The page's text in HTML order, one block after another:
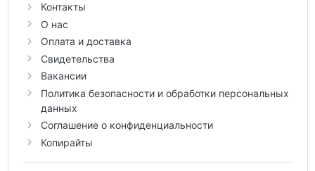
Контакты
О нас
Оплата и доставка
Свидетельства
Вакансии
Политика безопасности и обработки персональных
данных
Соглашение о конфиденциальности
Копирайты